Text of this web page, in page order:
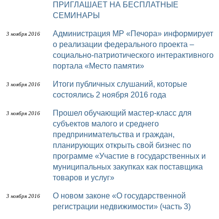
ПРИГЛАШАЕТ НА БЕСПЛАТНЫЕ
СЕМИНАРЫ
3 ноября 2016
Администрация МР «Печора» информирует
о реализации федерального проекта –
социально-патриотического интерактивного
портала «Место памяти»
3 ноября 2016
Итоги публичных слушаний, которые
состоялись 2 ноября 2016 года
3 ноября 2016
Прошел обучающий мастер-класс для
субъектов малого и среднего
предпринимательства и граждан,
планирующих открыть свой бизнес по
программе «Участие в государственных и
муниципальных закупках как поставщика
товаров и услуг»
3 ноября 2016
О новом законе «О государственной
регистрации недвижимости» (часть 3)